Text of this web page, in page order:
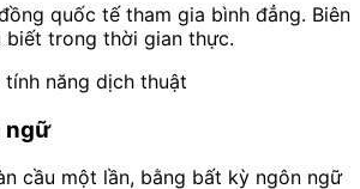
quốc tế tham gia bình đẳng. Biên
biết trong thời gian thực.
năng dịch thuật
ngữ
cầu một lần, bằng bất kỳ ngôn ngữ